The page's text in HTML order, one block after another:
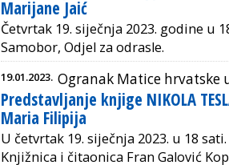
Marijane Jaić
Četvrtak 19. siječnja 2023. godine u
Samobor, Odjel za odrasle.
19.01.2023. Ogranak Matice hrvatske
Predstavljanje knjige NIKOLA
Maria Filipija
U četvrtak 19. siječnja 2023. u 18 sati.
Knjižnica i čitaonica Fran Galović